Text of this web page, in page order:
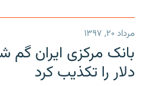
مرداد ۲۰, ۱۳۹۷
دلار را تکذیب کرد